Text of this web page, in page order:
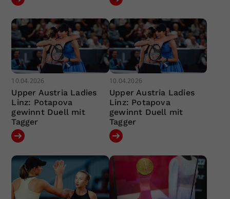
10.04.2026
Upper Austria Ladies
Linz: Potapova
gewinnt Duell mit
Tagger
10.04.2026
Upper Austria Ladies
Linz: Potapova
gewinnt Duell mit
Tagger